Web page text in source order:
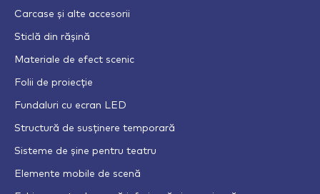
Carcase și alte accesorii
Sticlă din rășină
Materiale de efect scenic
Folii de proiecție
Fundaluri cu ecran LED
Structură de susținere temporară
Sisteme de șine pentru teatru
Elemente mobile de scenă